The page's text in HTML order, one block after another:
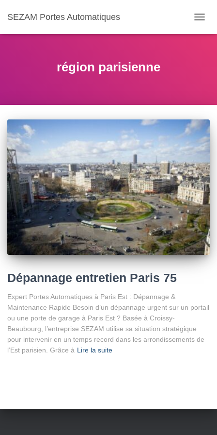
SEZAM Portes Automatiques
LA
région parisienne
Dépannage entretien Paris 75
Expert Portes Automatiques à Paris Est : Dépannage &
Maintenance Rapide Besoin d’un dépannage urgent sur un portail
ou une porte de garage à Paris Est ? Basée à Croissy-
Beaubourg, l’entreprise SEZAM utilise sa situation stratégique
pour intervenir en un temps record dans les arrondissements de
l’Est parisien. Grâce à Lire la suite